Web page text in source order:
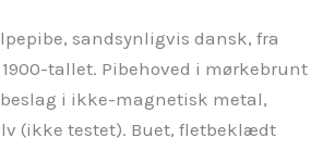
sandsynligvis dansk, fra
tallet. Pibehoved i mørkebrunt
i ikke-magnetisk metal,
(ikke testet). Buet, fletbeklædt